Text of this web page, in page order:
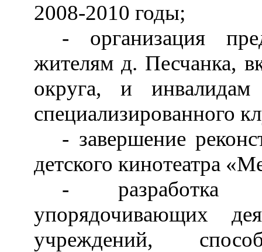
2008-2010 годы;
- организация
жителям д. Песчанка,
округа, и
специализированного
- завершение
детского кинотеатра
- разработка
упорядочивающих
учреждений,